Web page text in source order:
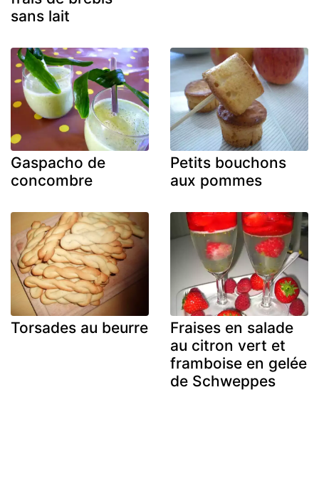
sans lait
Gaspacho de
concombre
Petits bouchons
aux pommes
Torsades au beurre
Fraises en salade
au citron vert et
framboise en gelée
de Schweppes